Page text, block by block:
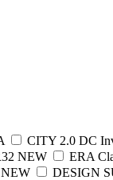
CITY 2.0 DC
NEW
ERA
DESIGN